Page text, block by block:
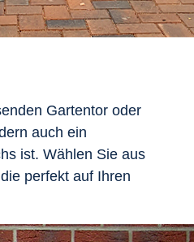
Gartentor oder
auch ein
ist. Wählen Sie aus
perfekt auf Ihren